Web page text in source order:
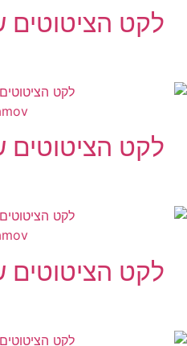
לקט הציטוטים
לקט הציטוטים
לקט הציטוטים